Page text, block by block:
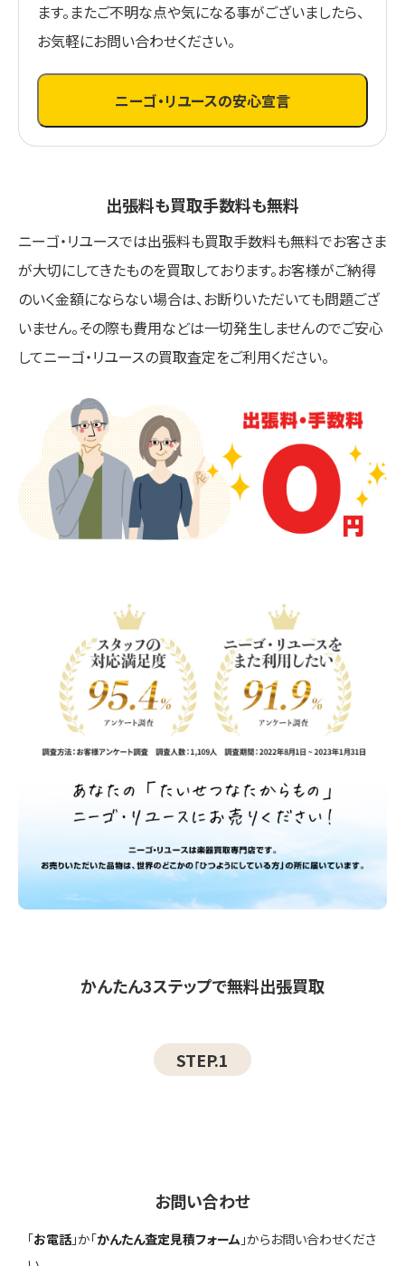
ます。またご不明な点や気になる事がございましたら、
お気軽にお問い合わせください。
ニーゴ・リユースの安心宣言
出張料も買取手数料も無料
ニーゴ・リユースでは出張料も買取手数料も無料でお客さま
が大切にしてきたものを買取しております。お客様がご納得
のいく金額にならない場合は、お断りいただいても問題ござ
いません。その際も費用などは一切発生しませんのでご安心
してニーゴ・リユースの買取査定をご利用ください。
かんたん3ステップで無料出張買取
STEP.1
お問い合わせ
「お電話 」か「かんたん査定見積フォーム 」からお問い合わせくださ